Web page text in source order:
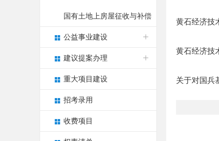
国有土地上房屋征收与补偿
公益事业建设
建议提案办理
重大项目建设
招考录用
收费项目
黄石经济技
黄石经济技
关于对国兵